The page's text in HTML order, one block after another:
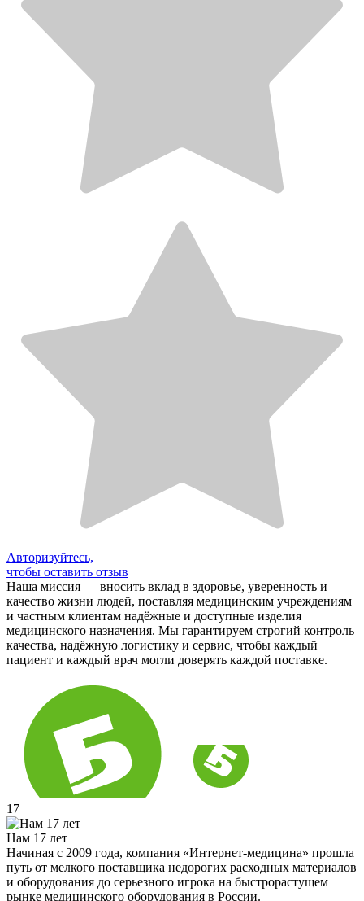
Авторизуйтесь,
чтобы оставить отзыв
Наша миссия — вносить вклад в здоровье, уверенность и
качество жизни людей, поставляя медицинским учреждениям
и частным клиентам надёжные и доступные изделия
медицинского назначения. Мы гарантируем строгий контроль
качества, надёжную логистику и сервис, чтобы каждый
пациент и каждый врач могли доверять каждой поставке.
17
Нам 17 лет
Начиная с 2009 года, компания «Интернет-медицина» прошла
путь от мелкого поставщика недорогих расходных материалов
и оборудования до серьезного игрока на быстрорастущем
рынке медицинского оборудования в России.